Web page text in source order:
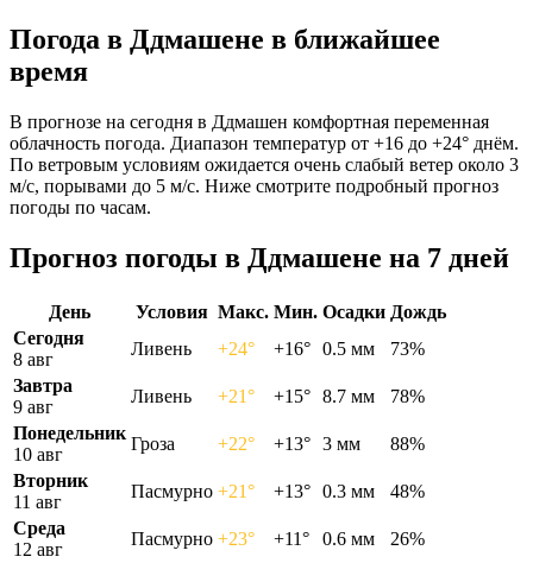
Погода в Ддмашене в ближайшее
время
В прогнозе на сегодня в Ддмашен комфортная переменная
облачность погода. Диапазон температур от +16 до +24° днём.
По ветровым условиям ожидается очень слабый ветер около 3
м/с, порывами до 5 м/с. Ниже смотрите подробный прогноз
погоды по часам.
Прогноз погоды в Ддмашене на 7 дней
День Условия Макс. Мин. Осадки Дождь
Сегодня
8 авг
Ливень +24° +16° 0.5 мм
73%
Завтра
9 авг
Ливень +21° +15° 8.7 мм
78%
Понедельник
10 авг
Гроза +22° +13° 3 мм
88%
Вторник
11 авг
Пасмурно +21° +13° 0.3 мм
48%
Среда
12 авг
Пасмурно +23° +11° 0.6 мм
26%